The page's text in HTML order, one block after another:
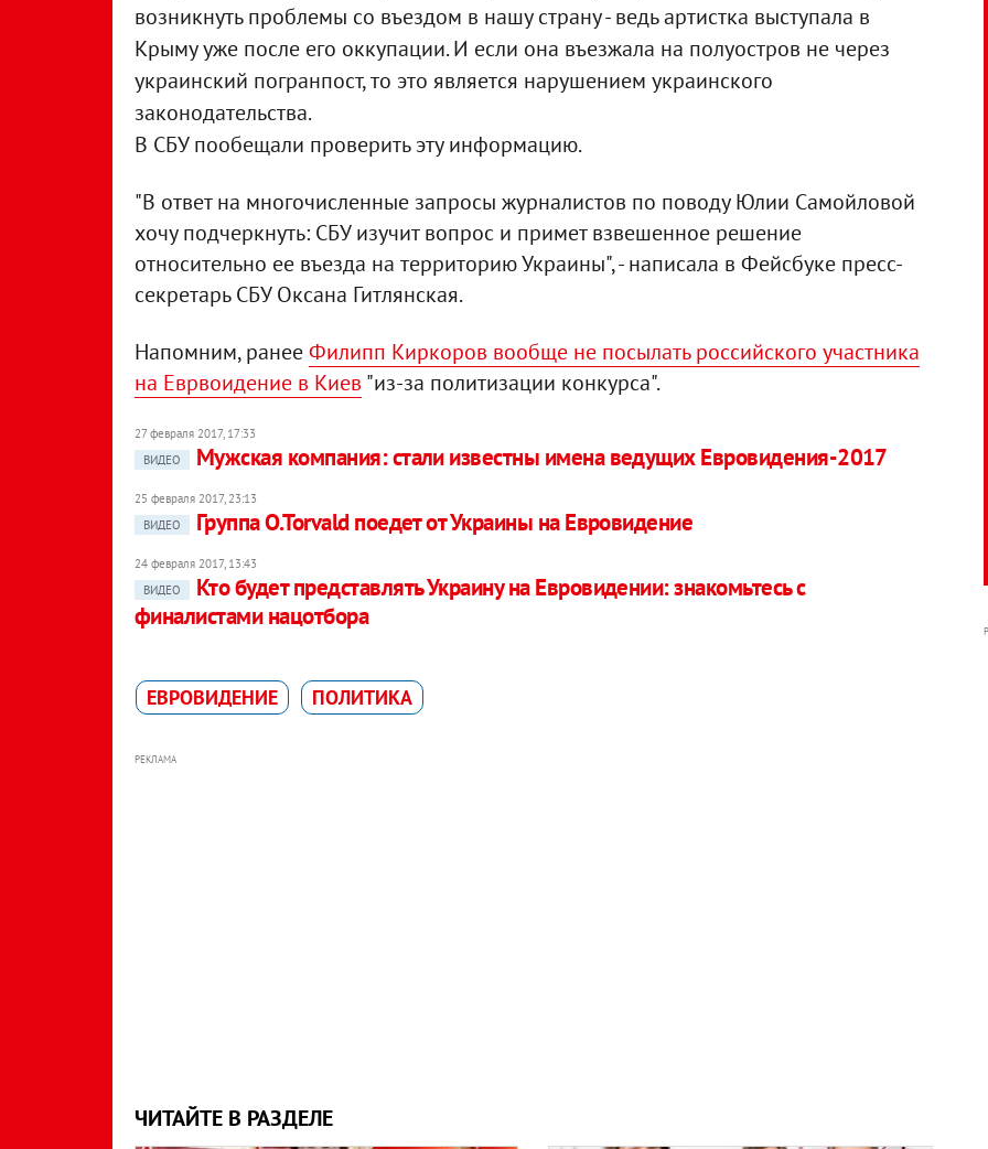
возникнуть проблемы со въездом в нашу страну - ведь артистка выступала в
Крыму уже после его оккупации. И если она въезжала на полуостров не через
украинский погранпост, то это является нарушением украинского
законодательства.
В СБУ пообещали проверить эту информацию.
"В ответ на многочисленные запросы журналистов по поводу Юлии Самойловой
хочу подчеркнуть: СБУ изучит вопрос и примет взвешенное решение
относительно ее въезда на территорию Украины", - написала в Фейсбуке пресс-
секретарь СБУ Оксана Гитлянская.
Напомним, ранееФилипп Киркоров вообще не посылать российского участника
на Еврвоидение в Киев "из-за политизации конкурса".
27 февраля 2017, 17:33
ВИДЕО
Мужская компания: стали известны имена ведущих Евровидения-2017
25 февраля 2017, 23:13
ВИДЕО
Группа O.Torvald поедет от Украины на Евровидение
24 февраля 2017, 13:43
ВИДЕО
Кто будет представлять Украину на Евровидении: знакомьтесь с
финалистами нацотбора
ЕВРОВИДЕНИЕ ПОЛИТИКА
РЕКЛАМА
ЧИТАЙТЕ В РАЗДЕЛЕ